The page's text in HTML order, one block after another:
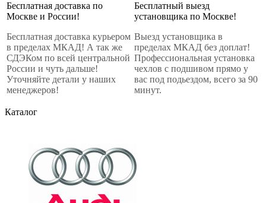
Бесплатная доставка по
Москве и России!
Бесплатная доставка курьером
в пределах МКАД! А так же
СДЭКом по всей центральной
России и чуть дальше!
Уточняйте детали у наших
менеджеров!
Бесплатный выезд
установщика по Москве!
Выезд установщика в
пределах МКАД без доплат!
Профессиональная установка
чехлов с подшивом прямо у
вас под подьездом, всего за 90
минут.
Каталог